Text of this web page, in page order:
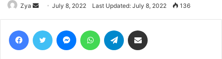
Zya
Send
an
email
July 8, 2022 Last Updated: July 8, 2022 136